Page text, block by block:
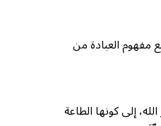
مفهوم العبادة من
إلى كونها الطاعة